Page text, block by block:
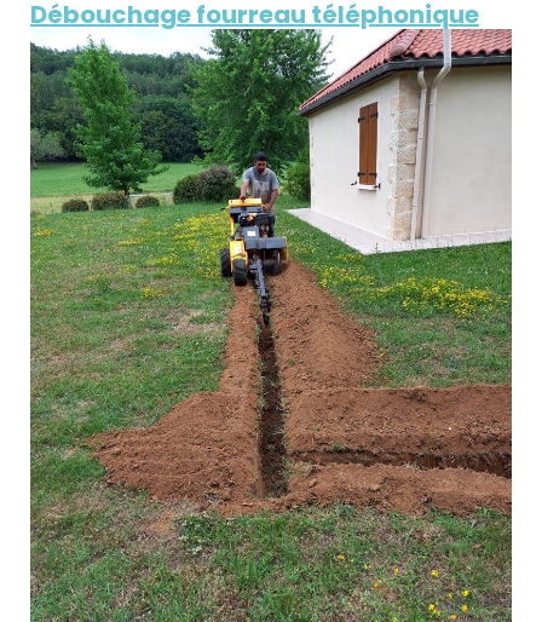
Débouchage fourreau téléphonique